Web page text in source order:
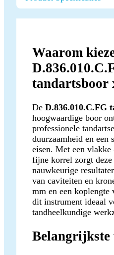
Waarom
tandartsboor
De D.836.010.C.FG
hoogwaardige boor
professionele
duurzaamheid en een
eisen. Met een
fijne korrel zorgt
nauwkeurige
van caviteiten en
mm en een koplengte
dit instrument ideaal
tandheelkundige
Belangrijkste